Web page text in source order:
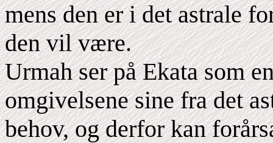
mens den er i det astrale
den vil være.
Urmah ser på Ekata som
omgivelsene sine fra det
behov, og derfor kan